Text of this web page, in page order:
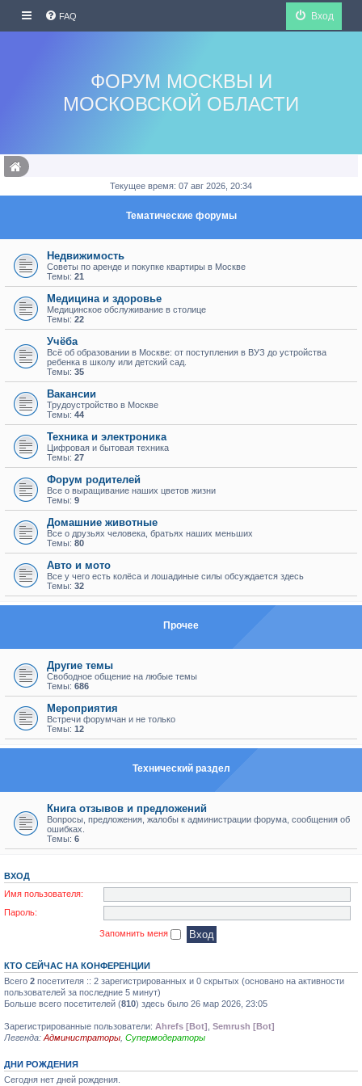
FAQ Вход
ФОРУМ МОСКВЫ И
МОСКОВСКОЙ ОБЛАСТИ
Текущее время: 07 авг 2026, 20:34
Тематические форумы
Недвижимость
Советы по аренде и покупке квартиры в Москве
Темы: 21
Медицина и здоровье
Медицинское обслуживание в столице
Темы: 22
Учёба
Всё об образовании в Москве: от поступления в ВУЗ до устройства
ребенка в школу или детский сад.
Темы: 35
Вакансии
Трудоустройство в Москве
Темы: 44
Техника и электроника
Цифровая и бытовая техника
Темы: 27
Форум родителей
Все о выращивание наших цветов жизни
Темы: 9
Домашние животные
Все о друзьях человека, братьях наших меньших
Темы: 80
Авто и мото
Все у чего есть колёса и лошадиные силы обсуждается здесь
Темы: 32
Прочее
Другие темы
Свободное общение на любые темы
Темы: 686
Мероприятия
Встречи форумчан и не только
Темы: 12
Технический раздел
Книга отзывов и предложений
Вопросы, предложения, жалобы к администрации форума, сообщения об
ошибках.
Темы: 6
ВХОД
Имя пользователя:
Пароль:
Запомнить меня
КТО СЕЙЧАС НА КОНФЕРЕНЦИИ
Всего 2 посетителя :: 2 зарегистрированных и 0 скрытых (основано на активности
пользователей за последние 5 минут)
Больше всего посетителей (810) здесь было 26 мар 2026, 23:05
Зарегистрированные пользователи: Ahrefs [Bot] Semrush [Bot]
Легенда: Администраторы Супермодераторы
ДНИ РОЖДЕНИЯ
Сегодня нет дней рождения.